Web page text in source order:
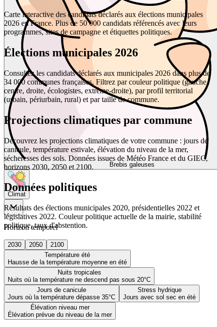
Brebis galeuses
Climat
Horizon temporel
2030 2050
2100
Température été
Hausse de la température moyenne en été
Nuits tropicales
Nuits où la température ne descend pas sous 20°C
Jours de canicule
Jours où la température dépasse 35°C
Stress hydrique
Jours avec sol sec en été
Élévation niveau mer
Élévation prévue du niveau de la mer
Carte interactive des candidats déclarés aux élections municipales
2026 en France. Plus de 50 000 candidats référencés avec leurs
programmes, sites de campagne et étiquettes politiques.
Élections municipales 2026
Consultez les candidats déclarés aux municipales 2026 dans plus de
34 000 communes françaises. Filtrez par couleur politique (gauche,
centre, droite, écologistes, extrême-droite), par profil territorial
(urbain, périurbain, rural) et par taille de commune.
Projections climatiques par commune
Découvrez les projections climatiques de votre commune : jours de
canicule, température estivale, élévation du niveau de la mer,
sécheresses des sols. Données issues de Météo France et du GIEC,
horizons 2030, 2050 et 2100.
Données politiques
Résultats des élections municipales 2020, présidentielles 2022 et
législatives 2022. Couleur politique actuelle de la mairie, stabilité
politique, taux d'abstention.